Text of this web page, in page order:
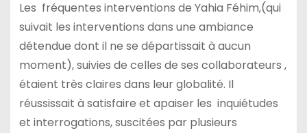
Les fréquentes interventions de Yahia Féhim,(qui
suivait les interventions dans une ambiance
détendue dont il ne se départissait à aucun
moment), suivies de celles de ses collaborateurs ,
étaient très claires dans leur globalité. Il
réussissait à satisfaire et apaiser les inquiétudes
et interrogations, suscitées par plusieurs